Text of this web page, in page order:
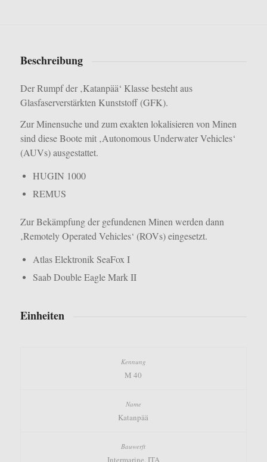
Beschreibung
Der Rumpf der ‚Katanpää‘ Klasse besteht aus
Glasfaserverstärkten Kunststoff (GFK).
Zur Minensuche und zum exakten lokalisieren von Minen
sind diese Boote mit ‚Autonomous Underwater Vehicles‘
(AUVs) ausgestattet.
HUGIN 1000
REMUS
Zur Bekämpfung der gefundenen Minen werden dann
‚Remotely Operated Vehicles‘ (ROVs) eingesetzt.
Atlas Elektronik SeaFox I
Saab Double Eagle Mark II
Einheiten
M 40
Katanpää
Intermarine, ITA